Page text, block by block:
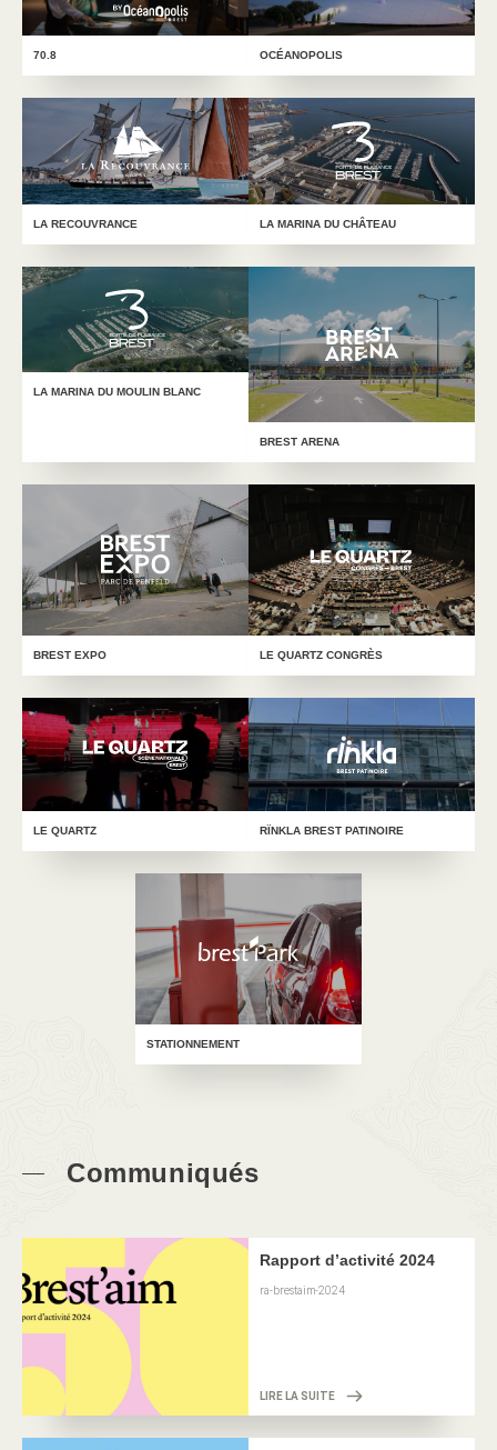
70.8 OCÉANOPOLIS
LA RECOUVRANCE LA MARINA DU CHÂTEAU
LA MARINA DU MOULIN BLANC
BREST ARENA
BREST EXPO LE QUARTZ CONGRÈS
LE QUARTZ RÏNKLA BREST PATINOIRE
STATIONNEMENT
Communiqués
Rapport d’activité 2024
ra-brestaim-2024
LIRE LA SUITE